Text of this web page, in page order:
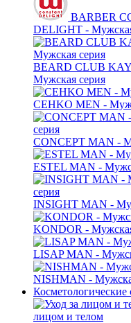
BARBER
DELIGHT -
BEARD CLUB
Мужская серия
CEHKO MEN -
CONCEPT MAN -
ESTEL MAN -
INSIGHT MAN -
KONDOR -
LISAP MAN -
NISHMAN -
Косметологические
лицом и телом